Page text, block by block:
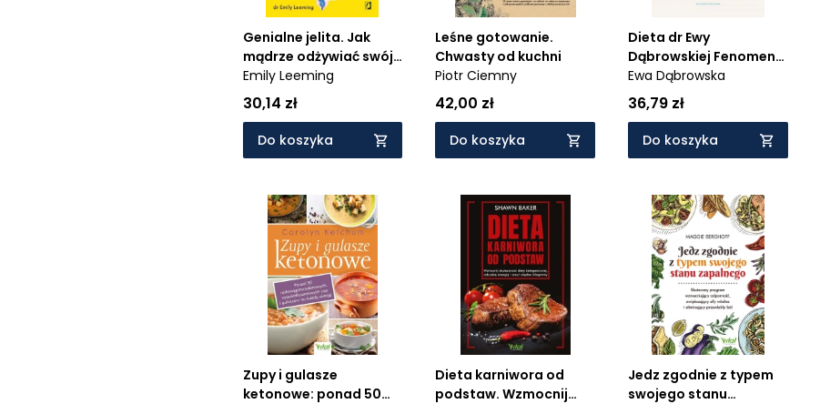
Genialne jelita. Jak
mądrze odżywiać swój
„drugi mózg"
Emily Leeming
30,14 zł
Do koszyka
Leśne gotowanie.
Chwasty od kuchni
Piotr Ciemny
42,00 zł
Do koszyka
Dieta dr Ewy
Dąbrowskiej Fenomen
samouzdrawiającego
się organizmu
Ewa Dąbrowska
36,79 zł
Do koszyka
Zupy i gulasze
ketonowe: ponad 50
Dieta karniwora od
podstaw. Wzmocnij
Jedz zgodnie z typem
swojego stanu